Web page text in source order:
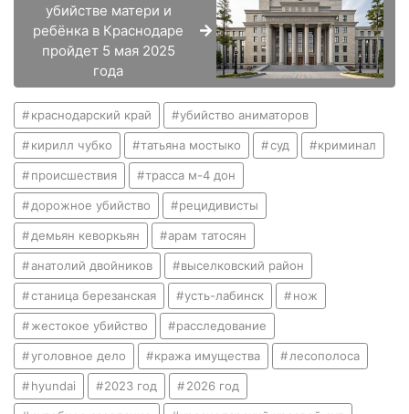
убийстве матери и
ребёнка в Краснодаре
пройдет 5 мая 2025
года
краснодарский край убийство аниматоров
кирилл чубко татьяна мостыко суд криминал
происшествия трасса м-4 дон
дорожное убийство рецидивисты
демьян кеворкьян арам татосян
анатолий двойников выселковский район
станица березанская усть-лабинск нож
жестокое убийство расследование
уголовное дело кража имущества лесополоса
hyundai 2023 год 2026 год